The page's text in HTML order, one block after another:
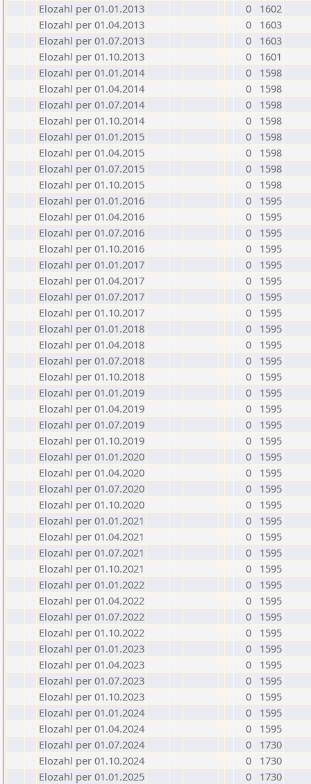
Elozahl per 01.01.2013
0
1602
Elozahl per 01.04.2013
0
1603
Elozahl per 01.07.2013
0
1603
Elozahl per 01.10.2013
0
1601
Elozahl per 01.01.2014
0
1598
Elozahl per 01.04.2014
0
1598
Elozahl per 01.07.2014
0
1598
Elozahl per 01.10.2014
0
1598
Elozahl per 01.01.2015
0
1598
Elozahl per 01.04.2015
0
1598
Elozahl per 01.07.2015
0
1598
Elozahl per 01.10.2015
0
1598
Elozahl per 01.01.2016
0
1595
Elozahl per 01.04.2016
0
1595
Elozahl per 01.07.2016
0
1595
Elozahl per 01.10.2016
0
1595
Elozahl per 01.01.2017
0
1595
Elozahl per 01.04.2017
0
1595
Elozahl per 01.07.2017
0
1595
Elozahl per 01.10.2017
0
1595
Elozahl per 01.01.2018
0
1595
Elozahl per 01.04.2018
0
1595
Elozahl per 01.07.2018
0
1595
Elozahl per 01.10.2018
0
1595
Elozahl per 01.01.2019
0
1595
Elozahl per 01.04.2019
0
1595
Elozahl per 01.07.2019
0
1595
Elozahl per 01.10.2019
0
1595
Elozahl per 01.01.2020
0
1595
Elozahl per 01.04.2020
0
1595
Elozahl per 01.07.2020
0
1595
Elozahl per 01.10.2020
0
1595
Elozahl per 01.01.2021
0
1595
Elozahl per 01.04.2021
0
1595
Elozahl per 01.07.2021
0
1595
Elozahl per 01.10.2021
0
1595
Elozahl per 01.01.2022
0
1595
Elozahl per 01.04.2022
0
1595
Elozahl per 01.07.2022
0
1595
Elozahl per 01.10.2022
0
1595
Elozahl per 01.01.2023
0
1595
Elozahl per 01.04.2023
0
1595
Elozahl per 01.07.2023
0
1595
Elozahl per 01.10.2023
0
1595
Elozahl per 01.01.2024
0
1595
Elozahl per 01.04.2024
0
1595
Elozahl per 01.07.2024
0
1730
Elozahl per 01.10.2024
0
1730
Elozahl per 01.01.2025
0
1730